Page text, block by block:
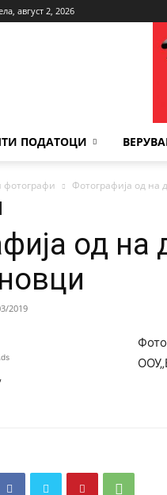
август 2, 2026
ПОДАТОЦИ
фотографи Фотографија од
од на
2019